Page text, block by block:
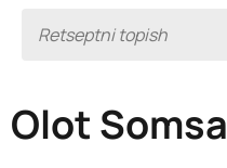
Olot Somsa